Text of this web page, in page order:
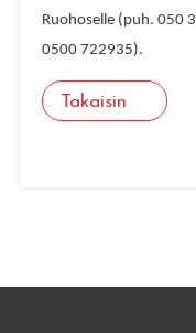
Ruohoselle (puh. 050
0500 722935).
Takaisin